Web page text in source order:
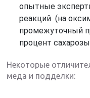
опытные
реакций (на
промежуточный
процент
Некоторые
меда и подделки: